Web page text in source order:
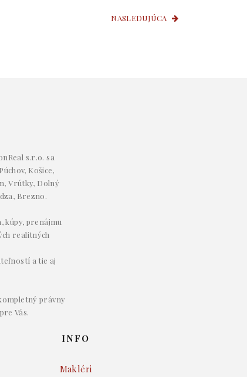
NASLEDUJÚCA
s.r.o. sa
Košice,
Vrútky, Dolný
Brezno.
kúpy, prenájmu
realitných
a tie aj
právny
Vás.
INFO
Makléri